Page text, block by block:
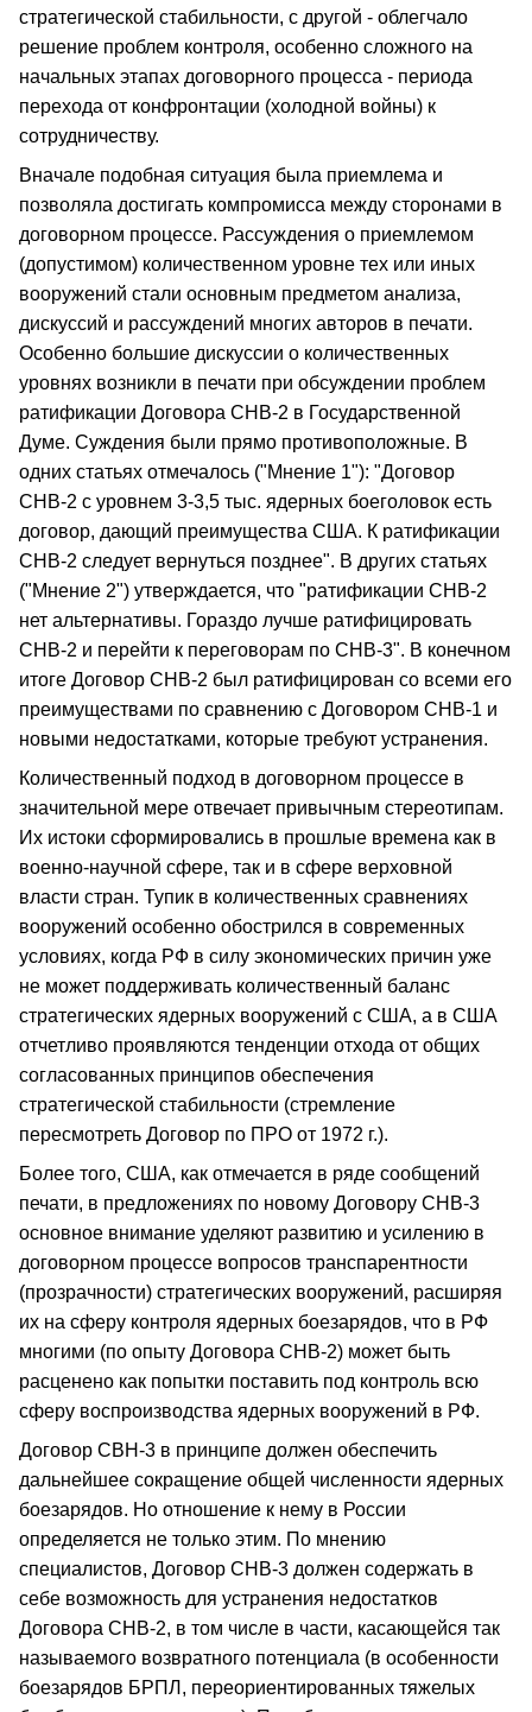
стратегической стабильности, с другой - облегчало
решение проблем контроля, особенно сложного на
начальных этапах договорного процесса - периода
перехода от конфронтации (холодной войны) к
сотрудничеству.
Вначале подобная ситуация была приемлема и
позволяла достигать компромисса между сторонами в
договорном процессе. Рассуждения о приемлемом
(допустимом) количественном уровне тех или иных
вооружений стали основным предметом анализа,
дискуссий и рассуждений многих авторов в печати.
Особенно большие дискуссии о количественных
уровнях возникли в печати при обсуждении проблем
ратификации Договора СНВ-2 в Государственной
Думе. Суждения были прямо противоположные. В
одних статьях отмечалось ("Мнение 1"): "Договор
СНВ-2 с уровнем 3-3,5 тыс. ядерных боеголовок есть
договор, дающий преимущества США. К ратификации
СНВ-2 следует вернуться позднее". В других статьях
("Мнение 2") утверждается, что "ратификации СНВ-2
нет альтернативы. Гораздо лучше ратифицировать
СНВ-2 и перейти к переговорам по СНВ-3". В конечном
итоге Договор СНВ-2 был ратифицирован со всеми его
преимуществами по сравнению с Договором СНВ-1 и
новыми недостатками, которые требуют устранения.
Количественный подход в договорном процессе в
значительной мере отвечает привычным стереотипам.
Их истоки сформировались в прошлые времена как в
военно-научной сфере, так и в сфере верховной
власти стран. Тупик в количественных сравнениях
вооружений особенно обострился в современных
условиях, когда РФ в силу экономических причин уже
не может поддерживать количественный баланс
стратегических ядерных вооружений с США, а в США
отчетливо проявляются тенденции отхода от общих
согласованных принципов обеспечения
стратегической стабильности (стремление
пересмотреть Договор по ПРО от 1972 г.).
Более того, США, как отмечается в ряде сообщений
печати, в предложениях по новому Договору СНВ-3
основное внимание уделяют развитию и усилению в
договорном процессе вопросов транспарентности
(прозрачности) стратегических вооружений, расширяя
их на сферу контроля ядерных боезарядов, что в РФ
многими (по опыту Договора СНВ-2) может быть
расценено как попытки поставить под контроль всю
сферу воспроизводства ядерных вооружений в РФ.
Договор СВН-3 в принципе должен обеспечить
дальнейшее сокращение общей численности ядерных
боезарядов. Но отношение к нему в России
определяется не только этим. По мнению
специалистов, Договор СНВ-3 должен содержать в
себе возможность для устранения недостатков
Договора СНВ-2, в том числе в части, касающейся так
называемого возвратного потенциала (в особенности
боезарядов БРПЛ, переориентированных тяжелых